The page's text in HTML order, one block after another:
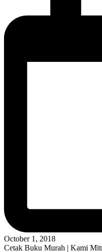
October 1, 2018
Cetak Buku Murah | Kami